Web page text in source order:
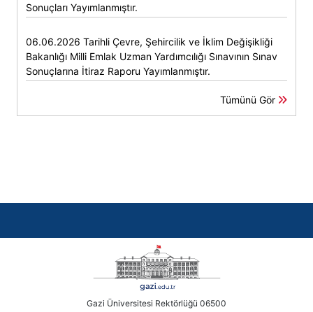
Sonuçları Yayımlanmıştır.
06.06.2026 Tarihli Çevre, Şehircilik ve İklim Değişikliği
Bakanlığı Milli Emlak Uzman Yardımcılığı Sınavının Sınav
Sonuçlarına İtiraz Raporu Yayımlanmıştır.
Tümünü Gör
Gazi Üniversitesi Rektörlüğü 06500